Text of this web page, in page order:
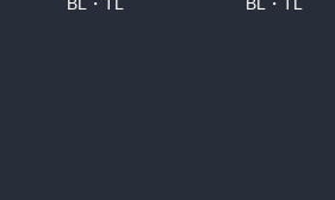
BL・TL
BL・TL